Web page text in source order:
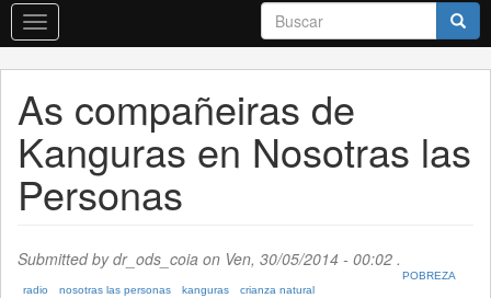
Formulario
de
busca
Buscar
Toggle
navigation
As compañeiras de
Kanguras en Nosotras las
Personas
Submitted bydr_ods_coia on Ven, 30/05/2014 - 00:02 .
POBREZA
radio
nosotras las personas kanguras crianza natural